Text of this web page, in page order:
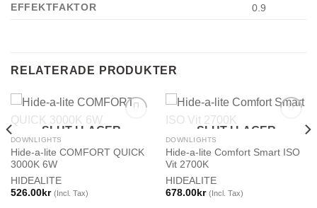
EFFEKTFAKTOR
0.9
RELATERADE PRODUKTER
SLUT I LAGER
DOWNLIGHTS
Hide-a-lite COMFORT QUICK
3000K 6W
HIDEALITE
526.00kr (Incl. Tax)
SLUT I LAGER
DOWNLIGHTS
Hide-a-lite Comfort Smart ISO
Vit 2700K
HIDEALITE
678.00kr (Incl. Tax)